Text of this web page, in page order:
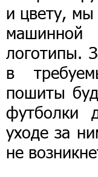
и цвету,
логотипы.
в
пошиты
футболки
уходе за
не